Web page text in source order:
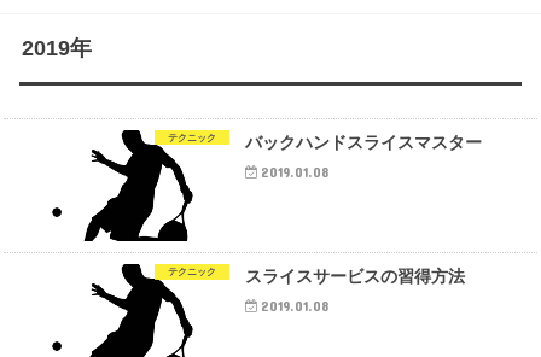
2019年
テクニック バックハンドスライスマスター
2019.01.08
テクニック スライスサービスの習得方法
2019.01.08